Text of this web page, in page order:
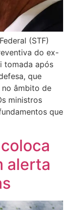
(STF)
do ex-
tomada após
que
âmbito de
ministros
que
alerta